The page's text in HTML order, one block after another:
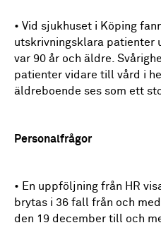
• Vid sjukhuset i Köping
utskrivningsklara patienter
var 90 år och äldre.
patienter vidare till vård i
äldreboende ses som ett
Personalfrågor
• En uppföljning från HR
brytas i 36 fall från och
den 19 december till och